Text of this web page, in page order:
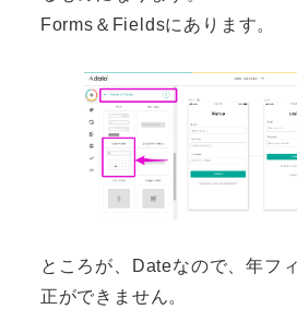
Forms＆Fieldsにあります。
ところが、Dateなので、年フ
正ができません。